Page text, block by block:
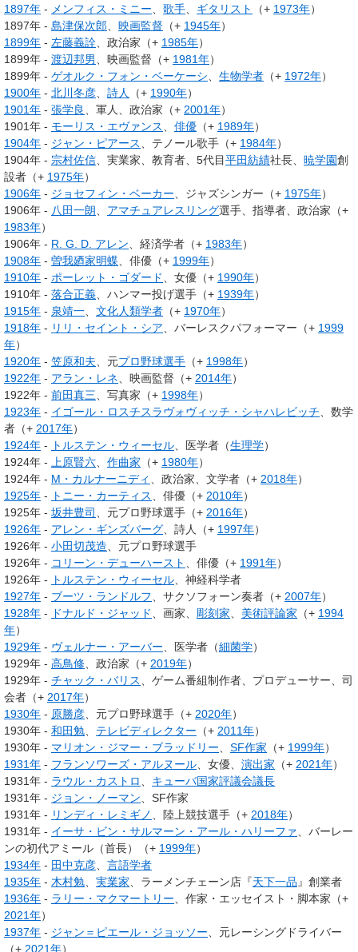
1897年 - メンフィス・ミニー 歌手 ギタリスト （+ 1973年）
1897年 - 島津保次郎 映画監督 （+ 1945年）
1899年 - 左藤義詮 、政治家（+ 1985年）
1899年 - 渡辺邦男 、映画監督（+ 1981年）
1899年 - ゲオルク・フォン・ベーケーシ 生物学者 （+ 1972年）
1900年 - 北川冬彦 詩人 （+ 1990年）
1901年 - 張学良 、軍人、政治家（+ 2001年）
1901年 - モーリス・エヴァンス 俳優 （+ 1989年）
1904年 - ジャン・ピアース 、テノール歌手（+ 1984年）
1904年 - 宗村佐信 、実業家、教育者、5代目平田紡績社長、 暁学園創
設者（+ 1975年）
1906年 - ジョセフィン・ベーカー 、ジャズシンガー（+ 1975年）
1906年 - 八田一朗 アマチュアレスリング選手、指導者、政治家（+
1983年）
1906年 - R. G. D. アレン 、経済学者（+ 1983年）
1908年 - 曽我廼家明蝶 、俳優（+ 1999年）
1910年 - ポーレット・ゴダード 、女優（+ 1990年）
1910年 - 落合正義 、ハンマー投げ選手（+ 1939年）
1915年 - 泉靖一 文化人類学者 （+ 1970年）
1918年 - リリ・セイント・シア 、バーレスクパフォーマー（+ 1999
年）
1920年 - 笠原和夫 、元プロ野球選手 （+ 1998年）
1922年 - アラン・レネ 、映画監督（+ 2014年）
1922年 - 前田真三 、写真家（+ 1998年）
1923年 - イゴール・ロスチスラヴォヴィッチ・シャハレビッチ 、数学
者（+ 2017年）
1924年 - トルステン・ウィーセル 、医学者（生理学）
1924年 -
上原賢六 作曲家 （+ 1980年）
1924年 - M・カルナーニディ 、政治家、文学者（+ 2018年）
1925年 - トニー・カーティス 、俳優（+ 2010年）
1925年 - 坂井豊司 、元プロ野球選手（+ 2016年）
1926年 - アレン・ギンズバーグ 、詩人（+ 1997年）
1926年 - 小田切茂造 、元プロ野球選手
1926年 - コリーン・デューハースト 、俳優（+ 1991年）
1926年 -
トルステン・ウィーセル 、神経科学者
1927年 - ブーツ・ランドルフ 、サクソフォーン奏者（+ 2007年）
1928年 - ドナルド・ジャッド 、画家、 彫刻家 美術評論家 （+ 1994
年）
1929年 - ヴェルナー・アーバー 、医学者（細菌学）
1929年 - 高鳥修 、政治家（+ 2019年）
1929年 - チャック・バリス
、ゲーム番組制作者、プロデューサー、司
会者（+ 2017年）
1930年 - 原勝彦 、元プロ野球選手（+ 2020年）
1930年 - 和田勉 テレビディレクター （+ 2011年）
1930年 - マリオン・ジマー・ブラッドリー SF作家 （+ 1999年）
1931年 - フランソワーズ・アルヌール 、女優、 演出家 （+ 2021年）
1931年 - ラウル・カストロ
キューバ国家評議会議長
1931年 - ジョン・ノーマン 、SF作家
1931年 - リンディ・レミギノ 、陸上競技選手（+ 2018年）
1931年 - イーサ・ビン・サルマーン・アール・ハリーファ 、バーレー
ンの初代アミール（首長）（+ 1999年）
1934年 - 田中克彦
言語学者
1935年 - 木村勉 実業家 、ラーメンチェーン店『天下一品 』創業者
1936年 - ラリー・マクマートリー 、作家・エッセイスト・脚本家（+
2021年）
1937年 - ジャン＝ピエール・ジョッソー 、元レーシングドライバー
（+ 2021年）